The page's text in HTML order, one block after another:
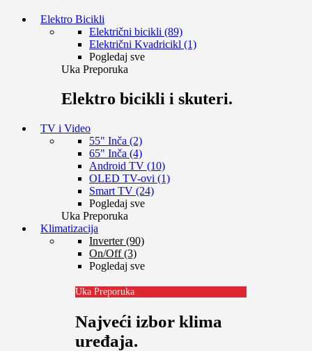
Elektro Bicikli
Električni bicikli (89)
Električni Kvadricikl (1)
Pogledaj sve
Uka Preporuka
Elektro bicikli i skuteri.
TV i Video
55" Inča (2)
65" Inča (4)
Android TV (10)
OLED TV-ovi (1)
Smart TV (24)
Pogledaj sve
Uka Preporuka
Klimatizacija
Inverter (90)
On/Off (3)
Pogledaj sve
Uka Preporuka
Najveći izbor klima
uređaja.